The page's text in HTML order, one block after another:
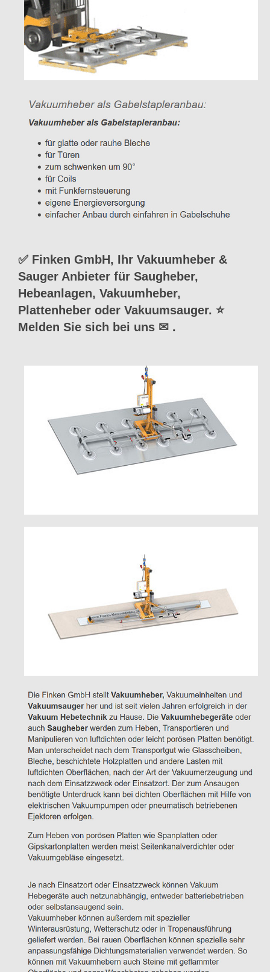
✅ Finken GmbH, Ihr Vakuumheber &
Sauger Anbieter für Saugheber,
Hebeanlagen, Vakuumheber,
Plattenheber oder Vakuumsauger. ⭐
Melden Sie sich bei uns ✉ .